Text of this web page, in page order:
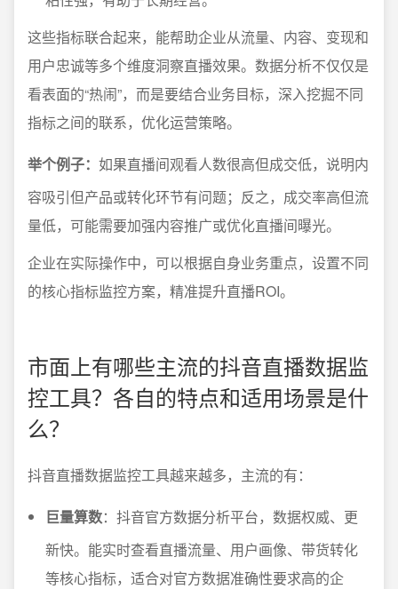
这些指标联合起来，能帮助企业从流量、内容、变现和
用户忠诚等多个维度洞察直播效果。数据分析不仅仅是
看表面的“热闹”，而是要结合业务目标，深入挖掘不同
指标之间的联系，优化运营策略。
举个例子： 如果直播间观看人数很高但成交低，说明内
容吸引但产品或转化环节有问题；反之，成交率高但流
量低，可能需要加强内容推广或优化直播间曝光。
企业在实际操作中，可以根据自身业务重点，设置不同
的核心指标监控方案，精准提升直播ROI。
市面上有哪些主流的抖音直播数据监
控工具？各自的特点和适用场景是什
么？
抖音直播数据监控工具越来越多，主流的有：
巨量算数：抖音官方数据分析平台，数据权威、更
新快。能实时查看直播流量、用户画像、带货转化
等核心指标，适合对官方数据准确性要求高的企